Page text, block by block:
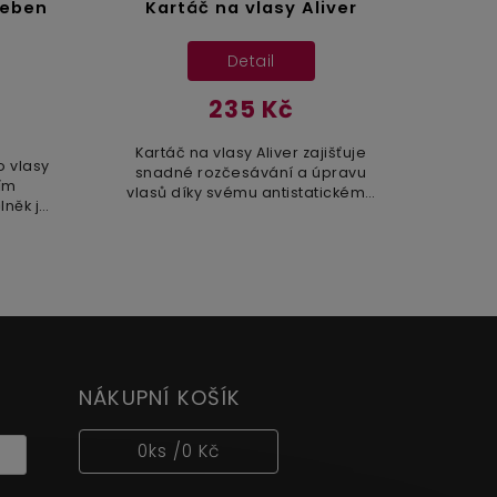
vlasy
je
Kartáč na vlasy Aliver
235 Kč
Detail
Kartáč na vlasy Aliver zajišťuje
snadné rozčesávání a úpravu
vlasů díky svému antistatickému
NÁKUPNÍ KOŠÍK
0ks /0 Kč